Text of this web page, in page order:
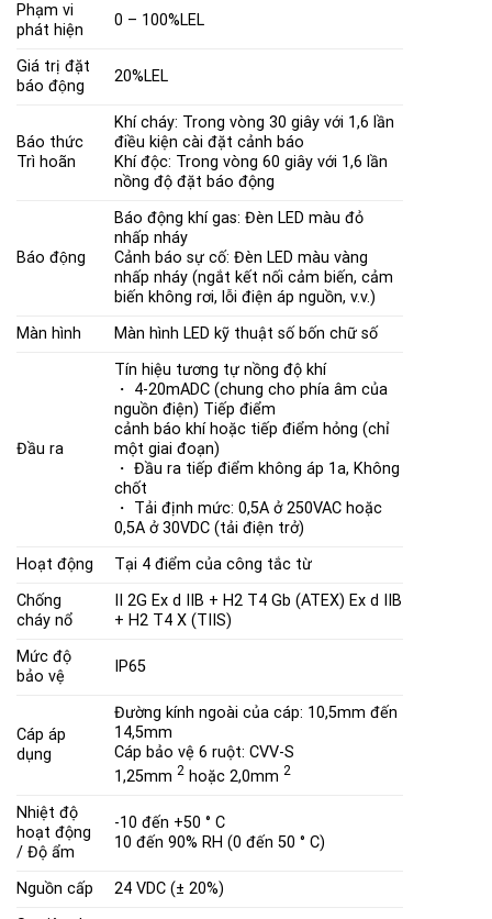
Phạm vi
phát hiện
0 – 100%LEL
Giá trị đặt
báo động
20%LEL
Báo thức
Trì hoãn
Khí cháy: Trong vòng 30 giây với 1,6 lần
điều kiện cài đặt cảnh báo
Khí độc: Trong vòng 60 giây với 1,6 lần
nồng độ đặt báo động
Báo động
Báo động khí gas: Đèn LED màu đỏ
nhấp nháy
Cảnh báo sự cố: Đèn LED màu vàng
nhấp nháy (ngắt kết nối cảm biến, cảm
biến không rơi, lỗi điện áp nguồn, v.v.)
Màn hình
Màn hình LED kỹ thuật số bốn chữ số
Đầu ra
Tín hiệu tương tự nồng độ khí
・ 4-20mADC (chung cho phía âm của
nguồn điện) Tiếp điểm
cảnh báo khí hoặc tiếp điểm hỏng (chỉ
một giai đoạn)
・ Đầu ra tiếp điểm không áp 1a, Không
chốt
・ Tải định mức: 0,5A ở 250VAC hoặc
0,5A ở 30VDC (tải điện trở)
Hoạt động
Tại 4 điểm của công tắc từ
Chống
cháy nổ
II 2G Ex d IIB + H2 T4 Gb (ATEX)Ex d IIB
+ H2 T4 X (TIIS)
Mức độ
bảo vệ
IP65
Cáp áp
dụng
Đường kính ngoài của cáp: 10,5mm đến
14,5mm
Cáp bảo vệ 6 ruột: CVV-S
1,25mm2 hoặc 2,0mm2
Nhiệt độ
hoạt động
/ Độ ẩm
-10 đến +50 ° C
10 đến 90% RH (0 đến 50 ° C)
Nguồn cấp
24 VDC (± 20%)